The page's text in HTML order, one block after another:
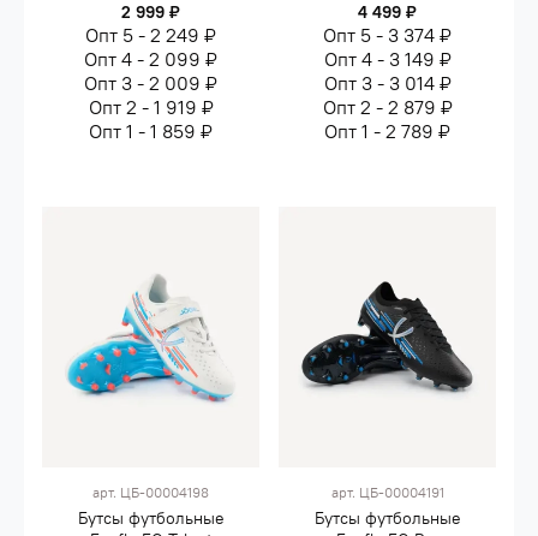
2 999 ₽
Опт 5 - 2 249 ₽
Опт 4 - 2 099 ₽
Опт 3 - 2 009 ₽
Опт 2 - 1 919 ₽
Опт 1 - 1 859 ₽
4 499 ₽
Опт 5 - 3 374 ₽
Опт 4 - 3 149 ₽
Опт 3 - 3 014 ₽
Опт 2 - 2 879 ₽
Опт 1 - 2 789 ₽
арт. ЦБ-00004198
Бутсы футбольные
арт. ЦБ-00004191
Бутсы футбольные